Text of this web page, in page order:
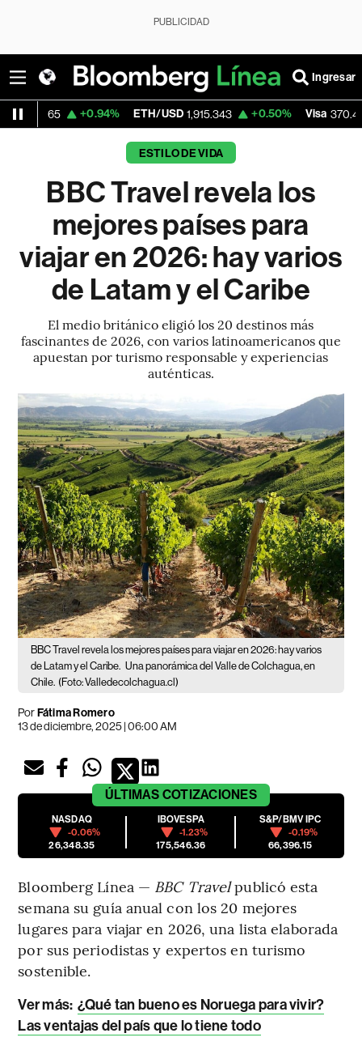
PUBLICIDAD
Ingresar
ETH/USD 1,915.343 +0.50% Visa 370.47 +0.52%
ESTILO DE VIDA
BBC Travel revela los
mejores países para
viajar en 2026: hay varios
de Latam y el Caribe
El medio británico eligió los 20 destinos más
fascinantes de 2026, con varios latinoamericanos que
apuestan por turismo responsable y experiencias
auténticas.
BBC Travel revela los mejores países para viajar en 2026: hay varios
de Latam y el Caribe. Una panorámica del Valle de Colchagua, en
Chile. (Foto: Valledecolchagua.cl)
PorFátima Romero
13 de diciembre, 2025 | 06:00 AM
ÚLTIMAS COTIZACIONES
NASDAQ
-0.06%
26,348.35
IBOVESPA
-1.23%
175,546.36
S&P/BMV IPC
-0.19%
66,396.15
Bloomberg Línea — BBC Travelpublicó esta
semana su guía anual con los 20 mejores
lugares para viajar en 2026, una lista elaborada
por sus periodistas y expertos en turismo
sostenible.
Ver más: ¿Qué tan bueno es Noruega para vivir?
Las ventajas del país que lo tiene todo